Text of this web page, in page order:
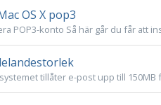
OS X pop3
POP3-konto Så här går du får att
tillåter e-post upp till 150MB